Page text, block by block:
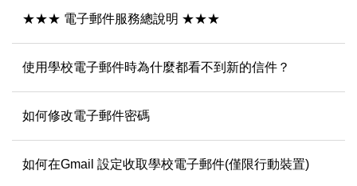
★★★ 電子郵件服務總說明 ★★★
使用學校電子郵件時為什麼都看不到新的信件？
如何修改電子郵件密碼
如何在Gmail 設定收取學校電子郵件(僅限行動裝置)